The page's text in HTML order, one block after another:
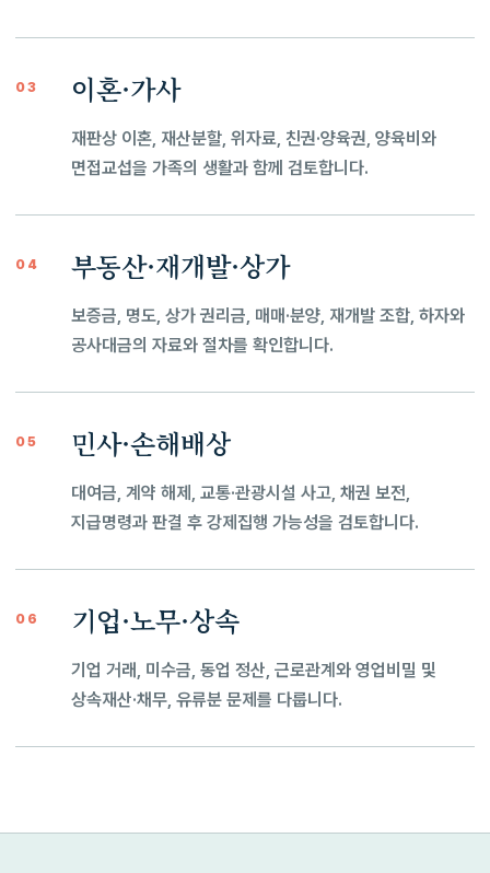
03 이혼·가사
재판상 이혼, 재산분할, 위자료, 친권·양육권, 양육비와
면접교섭을 가족의 생활과 함께 검토합니다.
04 부동산·재개발·상가
보증금, 명도, 상가 권리금, 매매·분양, 재개발 조합, 하자와
공사대금의 자료와 절차를 확인합니다.
05 민사·손해배상
대여금, 계약 해제, 교통·관광시설 사고, 채권 보전,
지급명령과 판결 후 강제집행 가능성을 검토합니다.
06 기업·노무·상속
기업 거래, 미수금, 동업 정산, 근로관계와 영업비밀 및
상속재산·채무, 유류분 문제를 다룹니다.